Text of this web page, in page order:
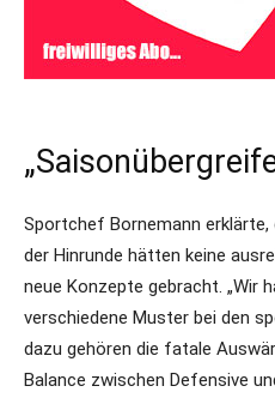
Sportchef Bornemann erklärte,
der Hinrunde hätten keine
neue Konzepte gebracht. „Wir
verschiedene Muster bei den
dazu gehören die fatale
Balance zwischen Defensive